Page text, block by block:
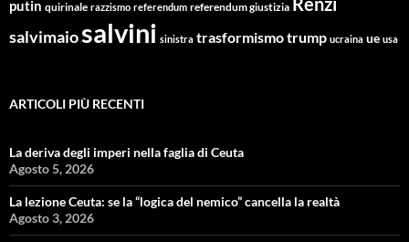
putin quirinale razzismo referendum referendum giustizia
salvimaiosalvini sinistra trasformismotrump ucraina ue usa
ARTICOLI PIÙ RECENTI
La deriva degli imperi nella faglia di Ceuta
Agosto 5, 2026
La lezione Ceuta: se la “logica del nemico” cancella la realtà
Agosto 3, 2026